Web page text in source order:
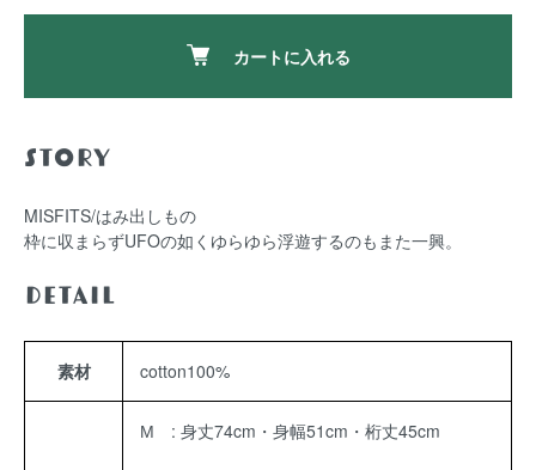
カートに入れる
Story
MISFITS/はみ出しもの
枠に収まらずUFOの如くゆらゆら浮遊するのもまた一興。
Detail
素材 cotton100%
М : 身丈74cm・身幅51cm・桁丈45cm